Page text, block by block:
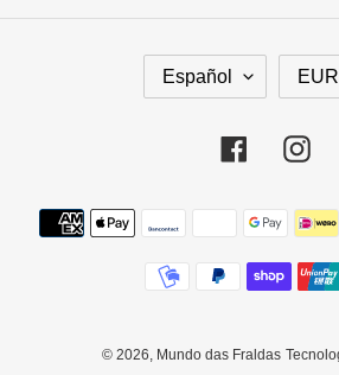
Español
E
D
Facebook
Métodos
de
pago
© 2026, Mundo das Fraldas